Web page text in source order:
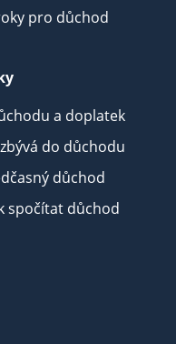
pro důchod
a doplatek
do důchodu
důchod
spočítat důchod